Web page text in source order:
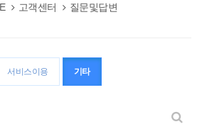
고객센터 질문및답변
서비스이용 기타